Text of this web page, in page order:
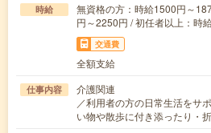
時給
無資格の方：時給1500円～
円～2250円 / 初任者以上：時
交通費
全額支給
仕事内容
介護関連
／利用者の方の日常生活を
い物や散歩に付き添ったり・